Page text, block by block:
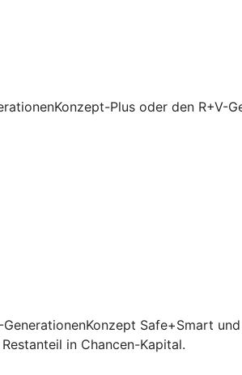
Plus oder den R+V-
Safe+Smart
in Chancen-Kapital.